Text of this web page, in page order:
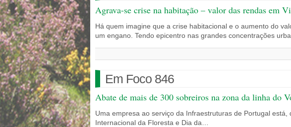
Agrava-se crise na habitação – valor das rendas em
Há quem imagine que a crise habitacional e o aumento do
um engano. Tendo epicentro nas grandes concentrações
Em Foco 846
Abate de mais de 300 sobreiros na zona da linha do
Uma empresa ao serviço da Infraestruturas de Portugal
Internacional da Floresta e Dia da…